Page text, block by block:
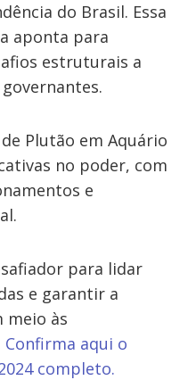
do Brasil. Essa
aponta para
estruturais a
Plutão em Aquário
no poder, com
e
para lidar
e garantir a
meio às
Confirma aqui o
completo.